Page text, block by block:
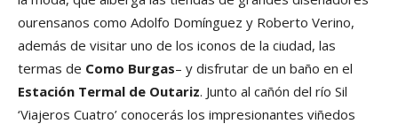
ourensanos como Adolfo Domínguez y Roberto Verino,
además de visitar uno de los iconos de la ciudad, las
termas de Como Burgas– y disfrutar de un baño en el
Estación Termal de Outariz. Junto al cañón del río Sil
‘Viajeros Cuatro’ conocerás los impresionantes viñedos